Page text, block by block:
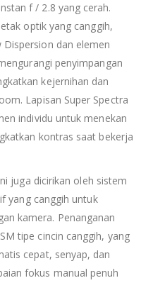
f / 2.8 yang cerah.
optik yang canggih,
dan elemen
penyimpangan
kejernihan dan
Lapisan Super Spectra
individu untuk menekan
kontras saat bekerja
juga dicirikan oleh sistem
yang canggih untuk
kamera. Penanganan
tipe cincin canggih, yang
cepat, senyap, dan
fokus manual penuh